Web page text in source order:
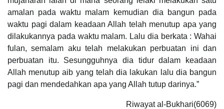
amalan pada waktu malam kemudian dia bangun pada
waktu pagi dalam keadaan Allah telah menutup apa yang
dilakukannya pada waktu malam. Lalu dia berkata : Wahai
fulan, semalam aku telah melakukan perbuatan ini dan
perbuatan itu. Sesungguhnya dia tidur dalam keadaan
Allah menutup aib yang telah dia lakukan lalu dia bangun
pagi dan mendedahkan apa yang Allah tutup darinya.”
Riwayat al-Bukhari(6069)